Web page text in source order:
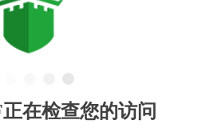
在检查您的访问